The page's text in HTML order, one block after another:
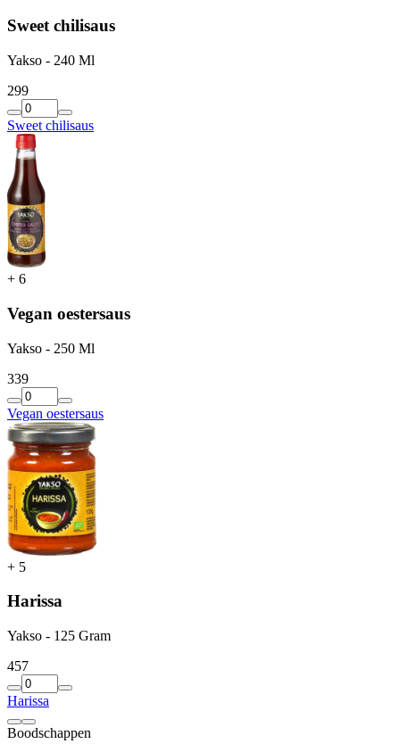
Sweet chilisaus
Yakso - 240 Ml
299
Sweet chilisaus
+ 6
Vegan oestersaus
Yakso - 250 Ml
339
Vegan oestersaus
+ 5
Harissa
Yakso - 125 Gram
457
Harissa
Boodschappen